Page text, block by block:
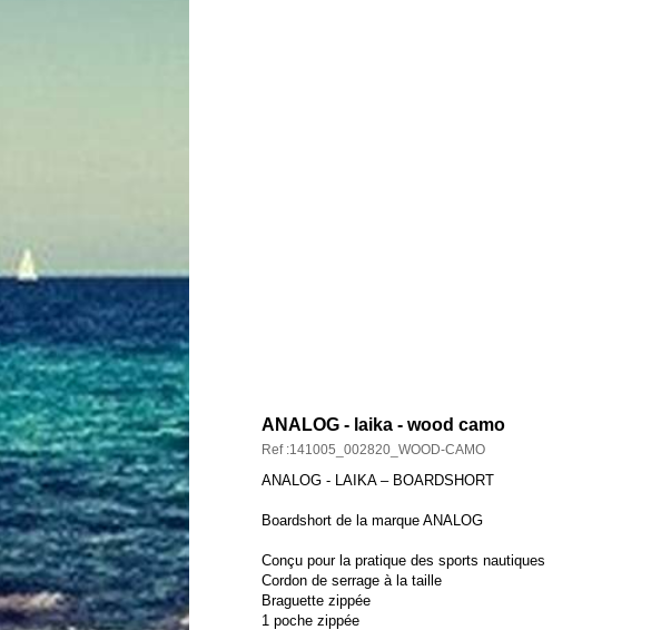
ANALOG - laika - wood camo
Ref :141005_002820_WOOD-CAMO
ANALOG - LAIKA – BOARDSHORT
Boardshort de la marque ANALOG
Conçu pour la pratique des sports nautiques
Cordon de serrage à la taille
Braguette zippée
1 poche zippée